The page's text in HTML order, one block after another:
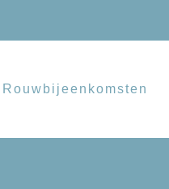
Rouwbijeenkomsten